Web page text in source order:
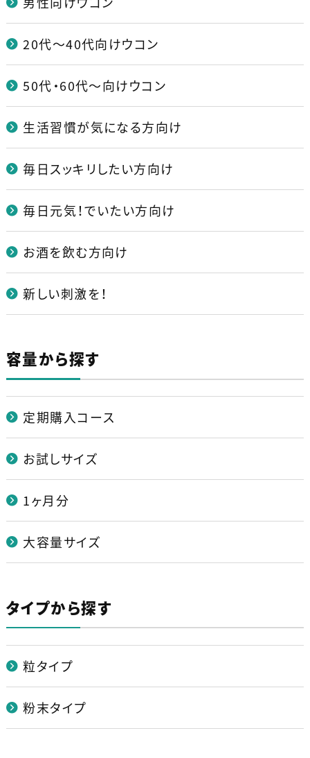
20代～40代向けウコン
50代・60代～向けウコン
生活習慣が気になる方向け
毎日スッキリしたい方向け
毎日元気！でいたい方向け
お酒を飲む方向け
新しい刺激を！
容量から探す
定期購入コース
お試しサイズ
1ヶ月分
大容量サイズ
タイプから探す
粒タイプ
粉末タイプ